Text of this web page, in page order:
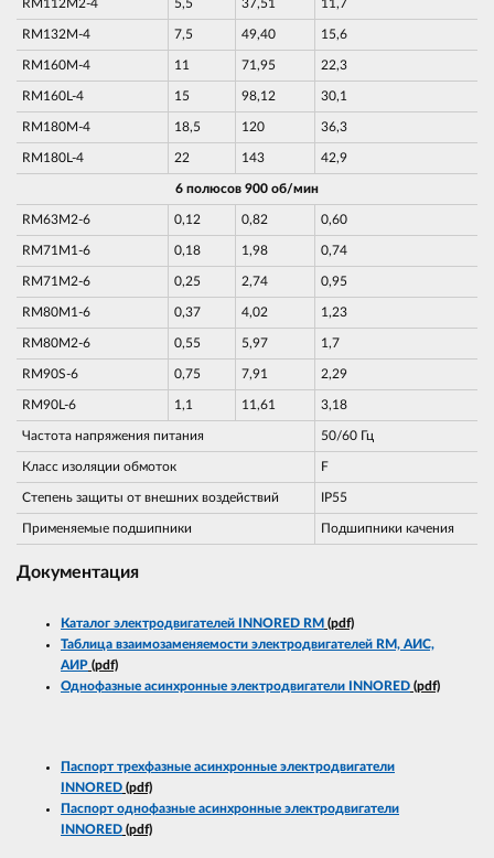
RM112M2-4 5,5 37,51 11,7
RM132M-4 7,5 49,40 15,6
RM160M-4 11 71,95 22,3
RM160L-4 15 98,12 30,1
RM180M-4 18,5 120 36,3
RM180L-4 22 143 42,9
6 полюсов 900 об/мин
RM63M2-6 0,12 0,82 0,60
RM71M1-6 0,18 1,98 0,74
RM71M2-6 0,25 2,74 0,95
RM80M1-6 0,37 4,02 1,23
RM80M2-6 0,55 5,97 1,7
RM90S-6 0,75 7,91 2,29
RM90L-6 1,1 11,61 3,18
Частота напряжения питания 50/60 Гц
Класс изоляции обмоток F
Степень защиты от внешних воздействий IP55
Применяемые подшипники Подшипники качения
Документация
Каталог электродвигателей INNORED RM (pdf)
Таблица взаимозаменяемости электродвигателей RM, АИС,
АИР (pdf)
Однофазные асинхронные электродвигатели INNORED (pdf)
Паспорт трехфазные асинхронные электродвигатели
INNORED (pdf)
Паспорт однофазные асинхронные электродвигатели
INNORED (pdf)